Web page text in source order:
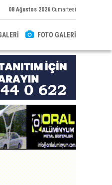
08 Ağustos 2026 Cumartesi
FOTO GALERİ